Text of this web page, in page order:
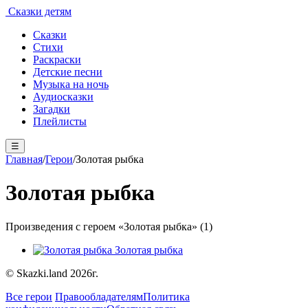
Сказки детям
Сказки
Стихи
Раскраски
Детские песни
Музыка на ночь
Аудиосказки
Загадки
Плейлисты
☰
Главная/Герои/Золотая рыбка
Золотая рыбка
Произведения с героем «Золотая рыбка» (1)
Золотая рыбка
© Skazki.land 2026г.
Все герои ПравообладателямПолитика